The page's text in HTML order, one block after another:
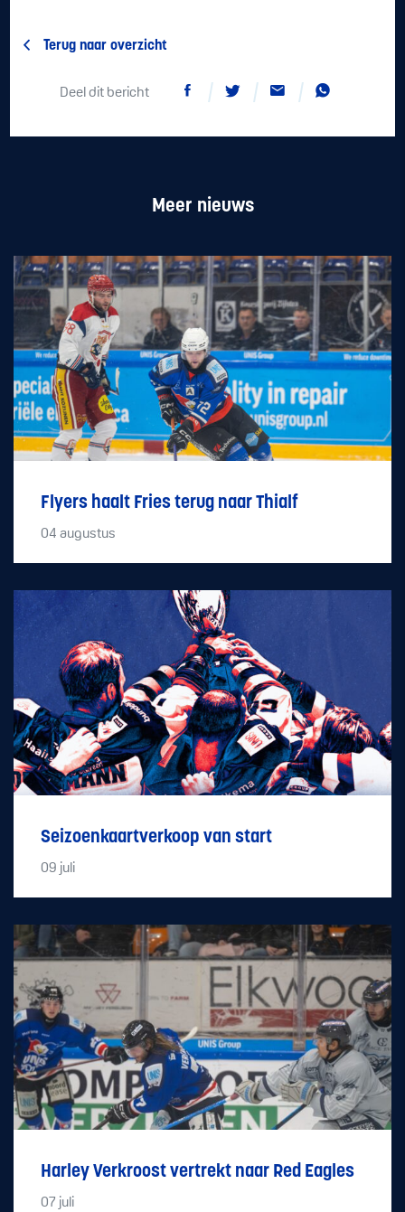
Terug naar overzicht
Deel dit bericht
Meer nieuws
Flyers haalt Fries terug naar Thialf
04 augustus
Seizoenkaartverkoop van start
09 juli
Harley Verkroost vertrekt naar Red Eagles
07 juli